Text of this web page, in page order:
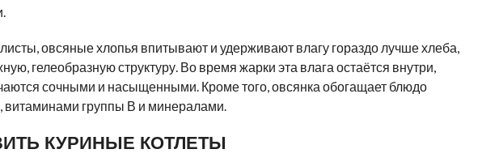
овсяные хлопья впитывают и удерживают влагу гораздо лучше хлеба,
гелеобразную структуру. Во время жарки эта влага остаётся внутри,
сочными и насыщенными. Кроме того, овсянка обогащает блюдо
группы В и минералами.
КУРИНЫЕ КОТЛЕТЫ